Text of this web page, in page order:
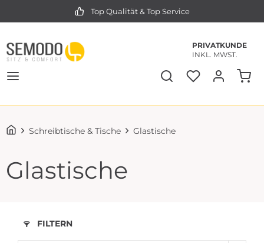
Top Qualität & Top Service
PRIVATKUNDE
INKL. MWST.
Schreibtische & Tische Glastische
Glastische
FILTERN